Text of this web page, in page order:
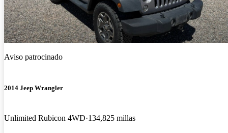
Aviso patrocinado
2014 Jeep Wrangler
Unlimited Rubicon 4WD 134,825 millas